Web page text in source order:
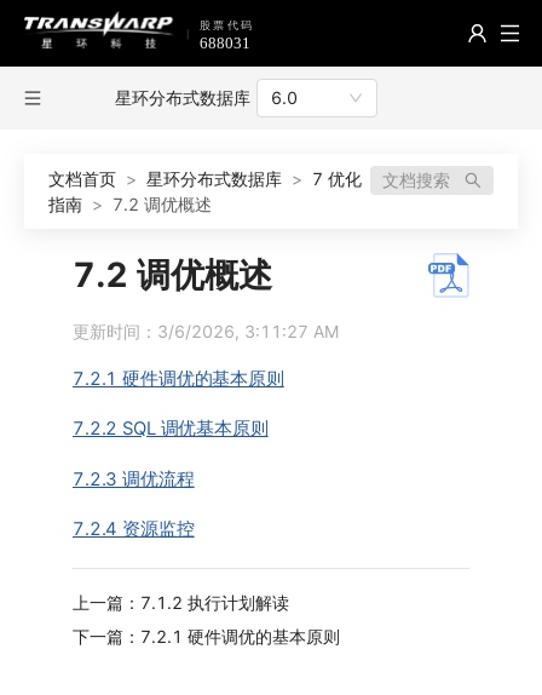
星环分布式数据库 6.0
文档首页 > 星环分布式数据库 > 7 优化
指南 > 7.2 调优概述
文档搜索
7.2 调优概述
更新时间：3/6/2026, 3:11:27 AM
7.2.1 硬件调优的基本原则
7.2.2 SQL 调优基本原则
7.2.3 调优流程
7.2.4 资源监控
上一篇：7.1.2 执行计划解读
下一篇：7.2.1 硬件调优的基本原则